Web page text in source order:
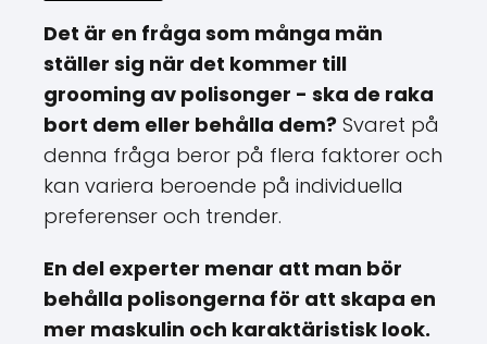
Det är en fråga som många män
ställer sig när det kommer till
grooming av polisonger - ska de raka
bort dem eller behålla dem? Svaret på
denna fråga beror på flera faktorer och
kan variera beroende på individuella
preferenser och trender.
En del experter menar att man bör
behålla polisongerna för att skapa en
mer maskulin och karaktäristisk look.